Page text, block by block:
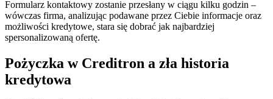
Formularz kontaktowy zostanie przesłany w ciągu kilku godzin –
wówczas firma, analizując podawane przez Ciebie informacje oraz
możliwości kredytowe, stara się dobrać jak najbardziej
spersonalizowaną ofertę.
Pożyczka w Creditron a zła historia
kredytowa